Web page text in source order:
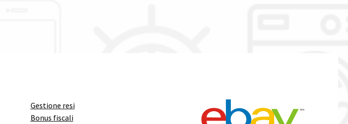
Gestione resi
Bonus fiscali